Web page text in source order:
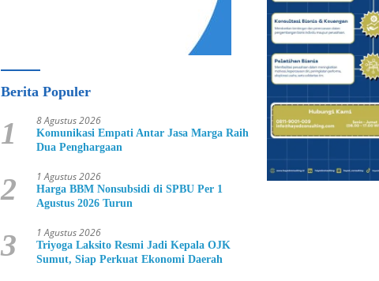
Berita Populer
1 8 Agustus 2026
Komunikasi Empati Antar Jasa Marga Raih
Dua Penghargaan
2 1 Agustus 2026
Harga BBM Nonsubsidi di SPBU Per 1
Agustus 2026 Turun
3 1 Agustus 2026
Triyoga Laksito Resmi Jadi Kepala OJK
Sumut, Siap Perkuat Ekonomi Daerah